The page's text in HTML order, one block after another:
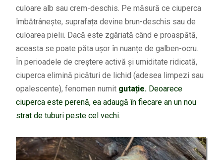
culoare alb sau crem-deschis. Pe măsură ce ciuperca
îmbătrânește, suprafața devine brun-deschis sau de
culoarea pielii. Dacă este zgâriată când e proaspătă,
aceasta se poate păta ușor în nuanțe de galben-ocru.
În perioadele de creștere activă și umiditate ridicată,
ciuperca elimină picături de lichid (adesea limpezi sau
opalescente), fenomen numit gutație. Deoarece
ciuperca este perenă, ea adaugă în fiecare an un nou
strat de tuburi peste cel vechi.